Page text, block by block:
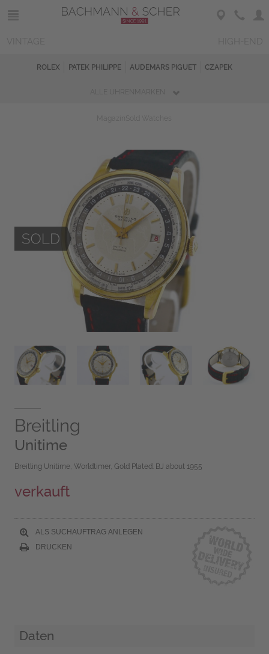
ROLEX PATEK PHILIPPE AUDEMARS PIGUET CZAPEK
Breitling
Unitime
Breitling Unitime, Worldtimer, Gold Plated. BJ about 1955
verkauft
ALS SUCHAUFTRAG ANLEGEN
DRUCKEN
Daten